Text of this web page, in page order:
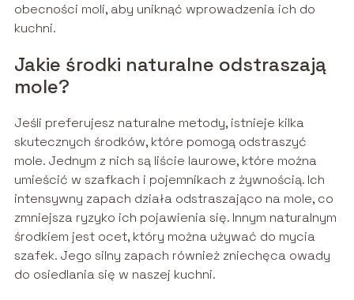
obecności moli, aby uniknąć wprowadzenia ich do
kuchni.
Jakie środki naturalne odstraszają
mole?
Jeśli preferujesz naturalne metody, istnieje kilka
skutecznych środków, które pomogą odstraszyć
mole. Jednym z nich są liście laurowe, które można
umieścić w szafkach i pojemnikach z żywnością. Ich
intensywny zapach działa odstraszająco na mole, co
zmniejsza ryzyko ich pojawienia się. Innym naturalnym
środkiem jest ocet, który można używać do mycia
szafek. Jego silny zapach również zniechęca owady
do osiedlania się w naszej kuchni.